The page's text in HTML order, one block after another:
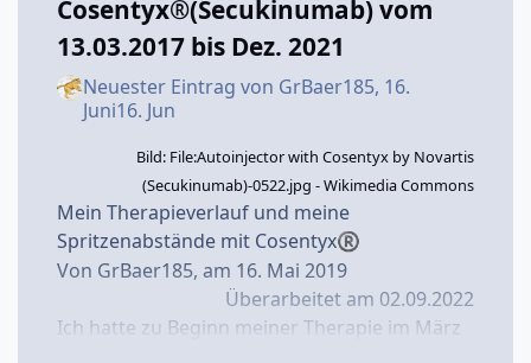
Cosentyx®(Secukinumab) vom
13.03.2017 bis Dez. 2021
Neuester Eintrag von GrBaer185, 16.
Juni16. Jun
Bild: File:Autoinjector with Cosentyx by Novartis
(Secukinumab)-0522.jpg - Wikimedia Commons
Mein Therapieverlauf und meine
Spritzenabstände mit Cosentyx®
Von GrBaer185, am 16. Mai 2019
Überarbeitet am 02.09.2022
Ich hatte zu Beginn meiner Therapie im März